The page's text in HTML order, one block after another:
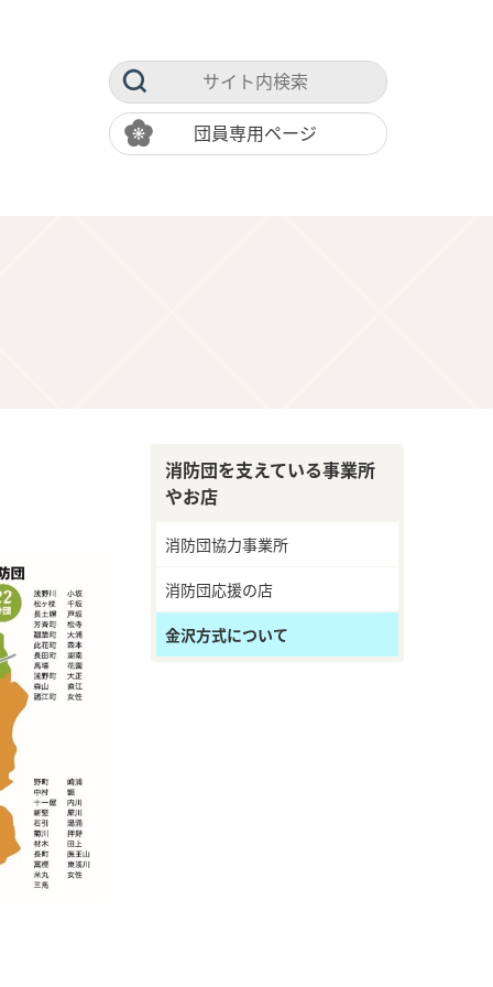
団員専用ページ
消防団を支えている事業所
やお店
消防団協力事業所
消防団応援の店
金沢方式について